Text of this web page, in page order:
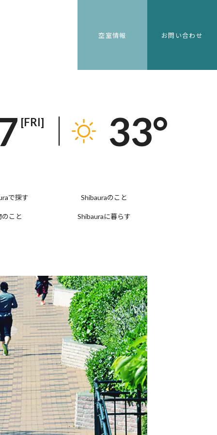
空室情報 お問い合わせ
[FRI] 33°
で探す Shibauraのこと
のこと Shibauraに暮らす